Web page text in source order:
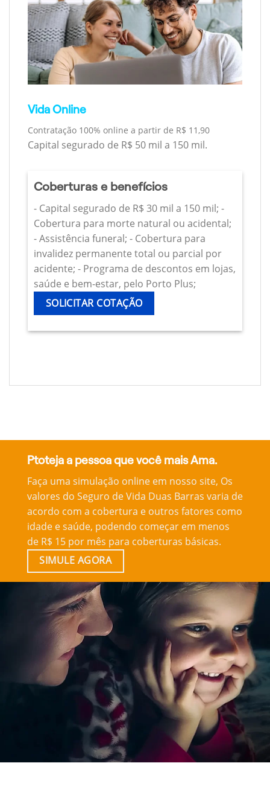
Vida Online
Contratação 100% online a partir de R$ 11,90
Capital segurado de R$ 50 mil a 150 mil.
Coberturas e benefícios
- Capital segurado de R$ 30 mil a 150 mil; -
Cobertura para morte natural ou acidental;
- Assistência funeral; - Cobertura para
invalidez permanente total ou parcial por
acidente; - Programa de descontos em lojas,
saúde e bem-estar, pelo Porto Plus;
SOLICITAR COTAÇÃO
Ptoteja a pessoa que você mais Ama.
Faça uma simulação online em nosso site, Os
valores do Seguro de Vida Duas Barras varia de
acordo com a cobertura e outros fatores como
idade e saúde, podendo começar em menos
de R$ 15 por mês para coberturas básicas.
SIMULE AGORA